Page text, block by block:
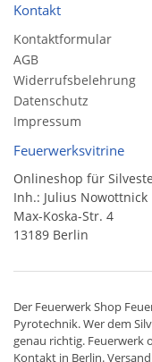
Kontakt
Kontaktformular
AGB
Widerrufsbelehrung
Datenschutz
Impressum
Feuerwerksvitrine
Onlineshop für
Inh.: Julius Nowottnick
Max-Koska-Str. 4
13189 Berlin
Der Feuerwerk Shop
Pyrotechnik. Wer dem
genau richtig. Feuerwerk
Kontakt in Berlin.